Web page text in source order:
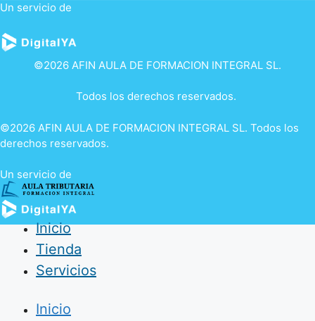
Un servicio de
©2026 AFIN AULA DE FORMACION INTEGRAL SL.
Todos los derechos reservados.
©2026 AFIN AULA DE FORMACION INTEGRAL SL. Todos los
derechos reservados.
Un servicio de
Inicio
Tienda
Servicios
Inicio